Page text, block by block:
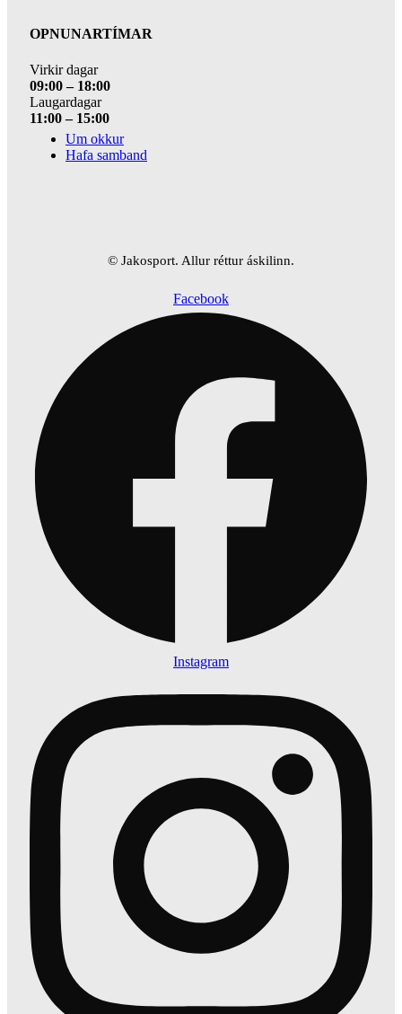
OPNUNARTÍMAR
Virkir dagar
09:00 – 18:00
Laugardagar
11:00 – 15:00
Um okkur
Hafa samband
© Jakosport. Allur réttur áskilinn.
Facebook
Instagram